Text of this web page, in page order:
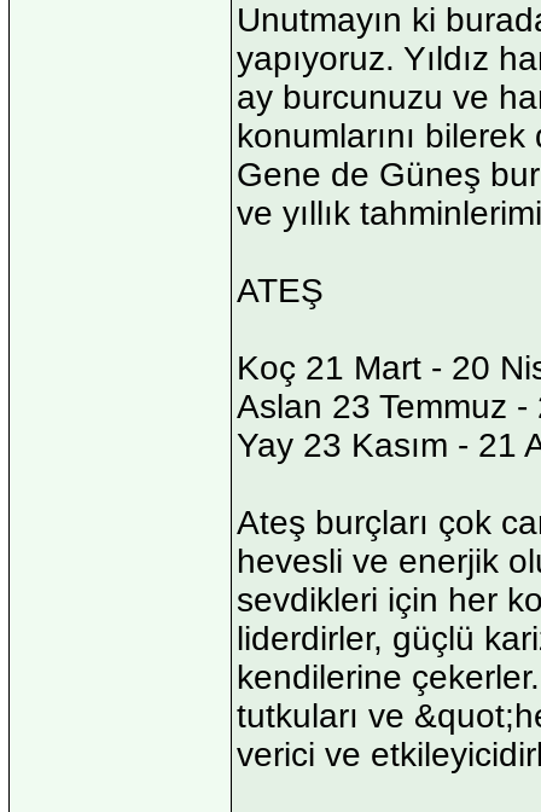
Unutmayın ki
yapıyoruz. Yıldız
ay burcunuzu ve
konumlarını
Gene de Güneş
ve yıllık
ATEŞ
Koç 21 Mart - 20
Aslan 23 Temmuz -
Yay 23 Kasım - 21
Ateş burçları çok
hevesli ve enerjik
sevdikleri için her
liderdirler, güçlü
kendilerine
tutkuları ve
verici ve